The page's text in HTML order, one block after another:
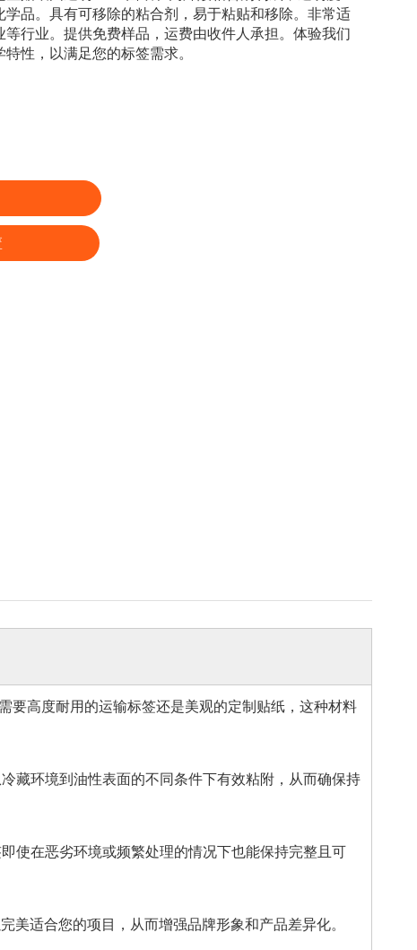
品。具有可移除的粘合剂，易于粘贴和移除。非常适
行业。提供免费样品，运费由收件人承担。体验我们
性，以满足您的标签需求。
要高度耐用的运输标签还是美观的定制贴纸，这种材料
藏环境到油性表面的不同条件下有效粘附，从而确保持
使在恶劣环境或频繁处理的情况下也能保持完整且可
适合您的项目，从而增强品牌形象和产品差异化。